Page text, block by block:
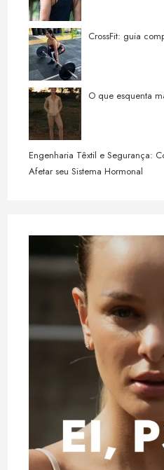
CrossFit: guia
O que esquenta
Engenharia Têxtil e Segurança:
Afetar seu Sistema Hormonal